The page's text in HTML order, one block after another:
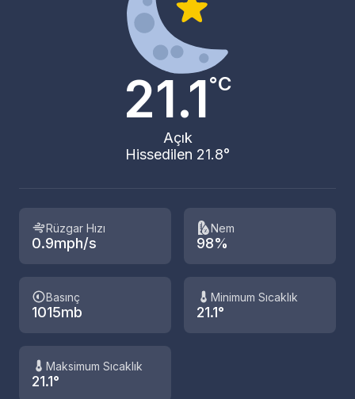
21.1°C
Açık
Hissedilen 21.8°
Rüzgar Hızı
0.9mph/s
Nem
98%
Basınç
1015mb
Minimum Sıcaklık
21.1°
Maksimum Sıcaklık
21.1°